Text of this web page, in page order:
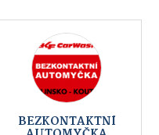
BEZKONTAKTNÍ